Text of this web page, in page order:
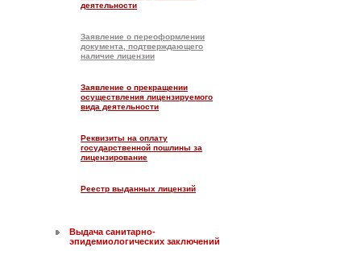
деятельности
Заявление о переоформлении
документа, подтверждающего
наличие лицензии
Заявление о прекращении
осуществления лицензируемого
вида деятельности
Реквизиты на оплату
государственной пошлины за
лицензирование
Реестр выданных лицензий
Выдача санитарно-
эпидемиологических заключений